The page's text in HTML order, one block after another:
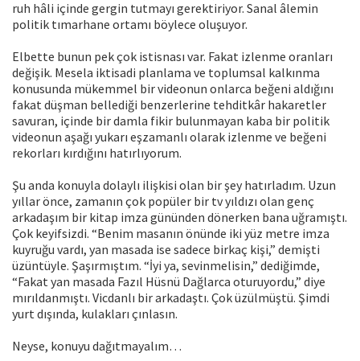
ruh hâli içinde gergin tutmayı gerektiriyor. Sanal âlemin
politik tımarhane ortamı böylece oluşuyor.
Elbette bunun pek çok istisnası var. Fakat izlenme oranları
değişik. Mesela iktisadi planlama ve toplumsal kalkınma
konusunda mükemmel bir videonun onlarca beğeni aldığını
fakat düşman bellediği benzerlerine tehditkâr hakaretler
savuran, içinde bir damla fikir bulunmayan kaba bir politik
videonun aşağı yukarı eşzamanlı olarak izlenme ve beğeni
rekorları kırdığını hatırlıyorum.
Şu anda konuyla dolaylı ilişkisi olan bir şey hatırladım. Uzun
yıllar önce, zamanın çok popüler bir tv yıldızı olan genç
arkadaşım bir kitap imza gününden dönerken bana uğramıştı.
Çok keyifsizdi. “Benim masanın önünde iki yüz metre imza
kuyruğu vardı, yan masada ise sadece birkaç kişi,” demişti
üzüntüyle. Şaşırmıştım. “İyi ya, sevinmelisin,” dediğimde,
“Fakat yan masada Fazıl Hüsnü Dağlarca oturuyordu,” diye
mırıldanmıştı. Vicdanlı bir arkadaştı. Çok üzülmüştü. Şimdi
yurt dışında, kulakları çınlasın.
Neyse, konuyu dağıtmayalım…